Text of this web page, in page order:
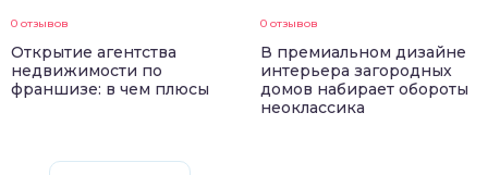
0 отзывов
Открытие агентства
недвижимости по
франшизе: в чем плюсы
0 отзывов
В премиальном дизайне
интерьера загородных
домов набирает обороты
неоклассика